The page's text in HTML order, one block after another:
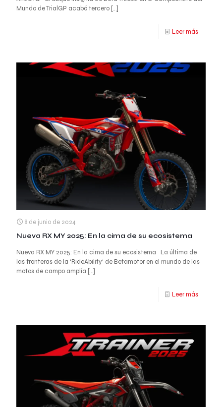
Mundo de TrialGP acabó tercero […]
Leer más
8 de junio de 2024
Nueva RX MY 2025: En la cima de su ecosistema
Nueva RX MY 2025: En la cima de su ecosistema La última de
las fronteras de la ‘RideAbility‘ de Betamotor en el mundo de las
motos de campo amplía […]
Leer más